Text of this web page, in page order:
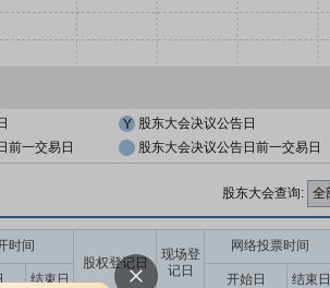
股东大会决议公告日
前一交易日 股东大会决议公告日前一交易日
股东大会查询:
时间
股权登记日
现场登
记日
网络投票时间
结束日 开始日 结束日